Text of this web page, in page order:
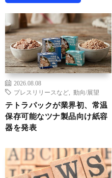
2026.08.08
プレスリリースなど
動向/展望
テトラパックが業界初、常温
保存可能なツナ製品向け紙容
器を発表